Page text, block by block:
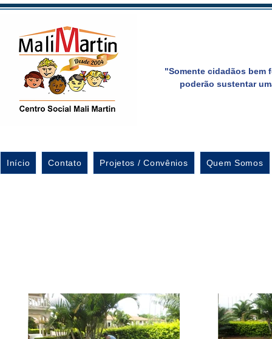
"Somente cidadãos bem
poderão sustentar
Início Contato Projetos / Convênios Quem Somos